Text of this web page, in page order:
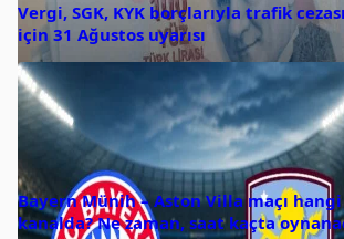
Vergi, SGK, KYK borçlarıyla trafik cezası
için 31 Ağustos uyarısı
Bayern Münih – Aston Villa maçı hangi
kanalda? Ne zaman, saat kaçta